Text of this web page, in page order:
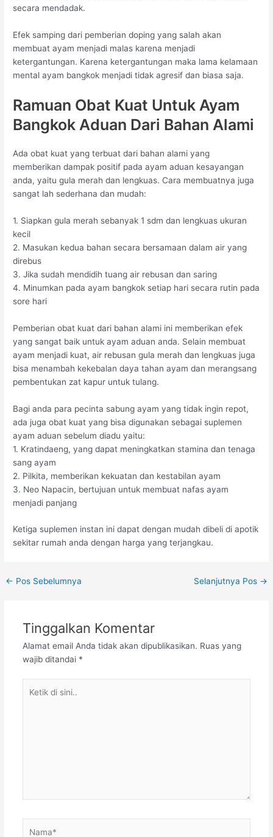
secara mendadak.
Efek samping dari pemberian doping yang salah akan
membuat ayam menjadi malas karena menjadi
ketergantungan. Karena ketergantungan maka lama kelamaan
mental ayam bangkok menjadi tidak agresif dan biasa saja.
Ramuan Obat Kuat Untuk Ayam
Bangkok Aduan Dari Bahan Alami
Ada obat kuat yang terbuat dari bahan alami yang
memberikan dampak positif pada ayam aduan kesayangan
anda, yaitu gula merah dan lengkuas. Cara membuatnya juga
sangat lah sederhana dan mudah:
1. Siapkan gula merah sebanyak 1 sdm dan lengkuas ukuran
kecil
2. Masukan kedua bahan secara bersamaan dalam air yang
direbus
3. Jika sudah mendidih tuang air rebusan dan saring
4. Minumkan pada ayam bangkok setiap hari secara rutin pada
sore hari
Pemberian obat kuat dari bahan alami ini memberikan efek
yang sangat baik untuk ayam aduan anda. Selain membuat
ayam menjadi kuat, air rebusan gula merah dan lengkuas juga
bisa menambah kekebalan daya tahan ayam dan merangsang
pembentukan zat kapur untuk tulang.
Bagi anda para pecinta sabung ayam yang tidak ingin repot,
ada juga obat kuat yang bisa digunakan sebagai suplemen
ayam aduan sebelum diadu yaitu:
1. Kratindaeng, yang dapat meningkatkan stamina dan tenaga
sang ayam
2. Pilkita, memberikan kekuatan dan kestabilan ayam
3. Neo Napacin, bertujuan untuk membuat nafas ayam
menjadi panjang
Ketiga suplemen instan ini dapat dengan mudah dibeli di apotik
sekitar rumah anda dengan harga yang terjangkau.
Post
← Pos Sebelumnya Selanjutnya Pos →
Tinggalkan Komentar
Alamat email Anda tidak akan dipublikasikan. Ruas yang
wajib ditandai *